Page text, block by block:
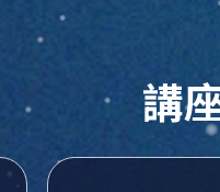
講